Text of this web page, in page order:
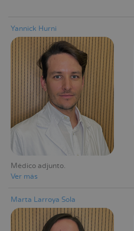
Yannick Hurni
Médico adjunto
Ver más
Marta Larroya Sola